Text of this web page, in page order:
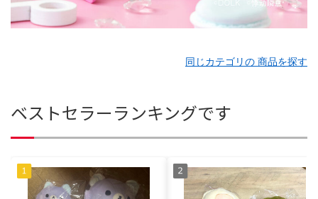
同じカテゴリの 商品を探す
ベストセラーランキングです